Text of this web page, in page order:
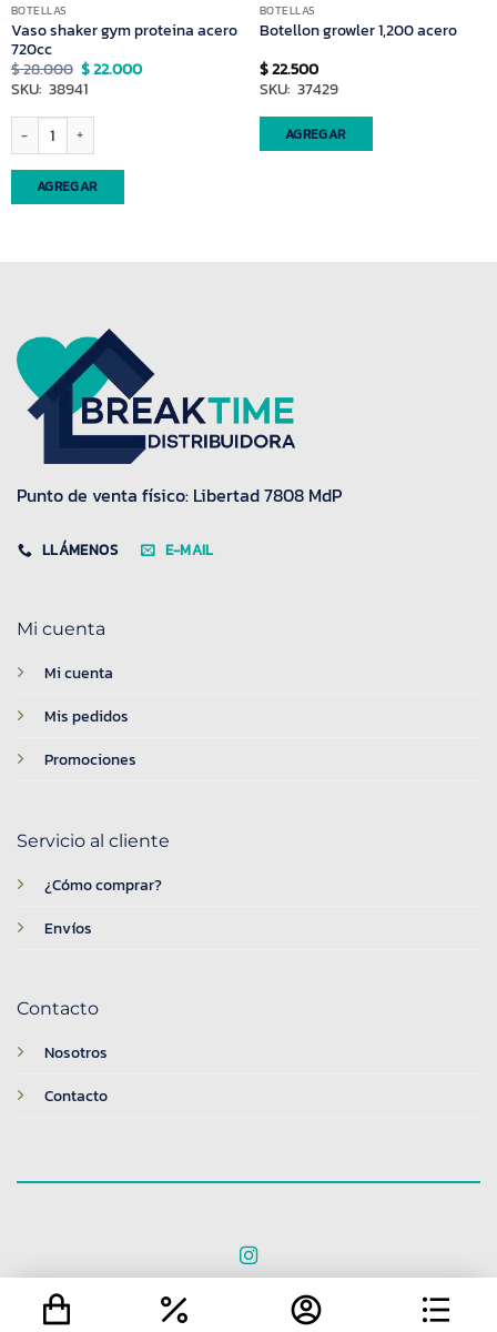
BOTELLAS
Vaso shaker gym proteina acero
720cc
$28.000 El
precio
original
$ 28.000.
$22.000El
precio
SKU: 38941
Vaso shaker gym proteina acero 720cc cantidad
AGREGAR
BOTELLAS
Botellon growler 1,200 acero
$22.500
SKU: 37429
AGREGAR
Punto de venta físico: Libertad 7808 MdP
LLÁMENOS E-MAIL
Mi cuenta
Mi cuenta
Mis pedidos
Promociones
Servicio al cliente
¿Cómo comprar?
Envíos
Contacto
Nosotros
Contacto
© 2026 BreakTime